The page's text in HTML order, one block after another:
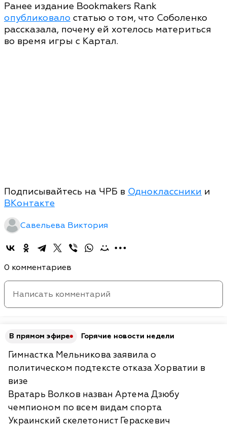
Ранее издание Bookmakers Rank
опубликовало статью о том, что Соболенко
рассказала, почему ей хотелось материться
во время игры с Картал.
Подписывайтесь на ЧРБ в Одноклассники и
ВКонтакте
Савельева Виктория
0 комментариев
В прямом эфире Горячие новости недели
Гимнастка Мельникова заявила о
политическом подтексте отказа Хорватии в
визе
Вратарь Волков назван Артема Дзюбу
чемпионом по всем видам спорта
Украинский скелетонист Гераскевич